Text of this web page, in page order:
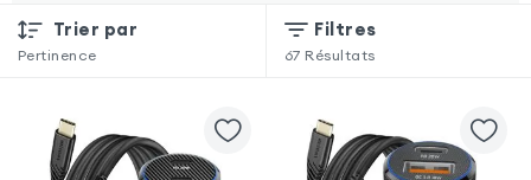
Trier par
Pertinence
Filtres
67 Résultats